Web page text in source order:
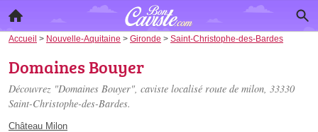
Accueil > Nouvelle-Aquitaine > Gironde > Saint-Christophe-des-Bardes
Domaines Bouyer
Découvrez "Domaines Bouyer", caviste localisé route de milon, 33330
Saint-Christophe-des-Bardes.
Château Milon